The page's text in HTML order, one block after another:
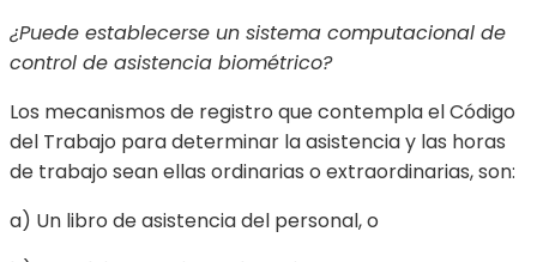
¿Puede establecerse un sistema computacional de
control de asistencia biométrico?
Los mecanismos de registro que contempla el Código
del Trabajo para determinar la asistencia y las horas
de trabajo sean ellas ordinarias o extraordinarias, son:
a) Un libro de asistencia del personal, o